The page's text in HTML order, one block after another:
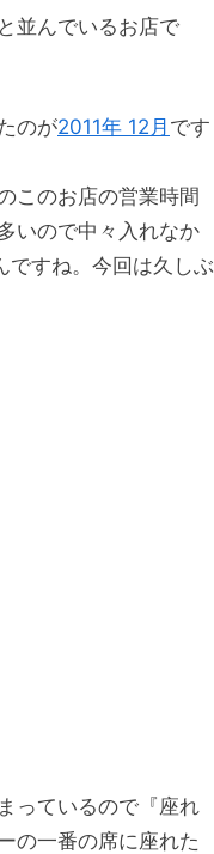
並んでいるお店で
のが2011年 12月 です
このお店の営業時間
いので中々入れなか
ですね。今回は久しぶ
っているので『座れ
の一番の席に座れた